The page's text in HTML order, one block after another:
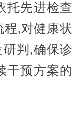
托先进检查
程,对健康状
判,确保诊
干预方案的